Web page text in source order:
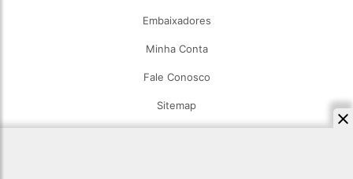
Embaixadores
Minha Conta
Fale Conosco
Sitemap